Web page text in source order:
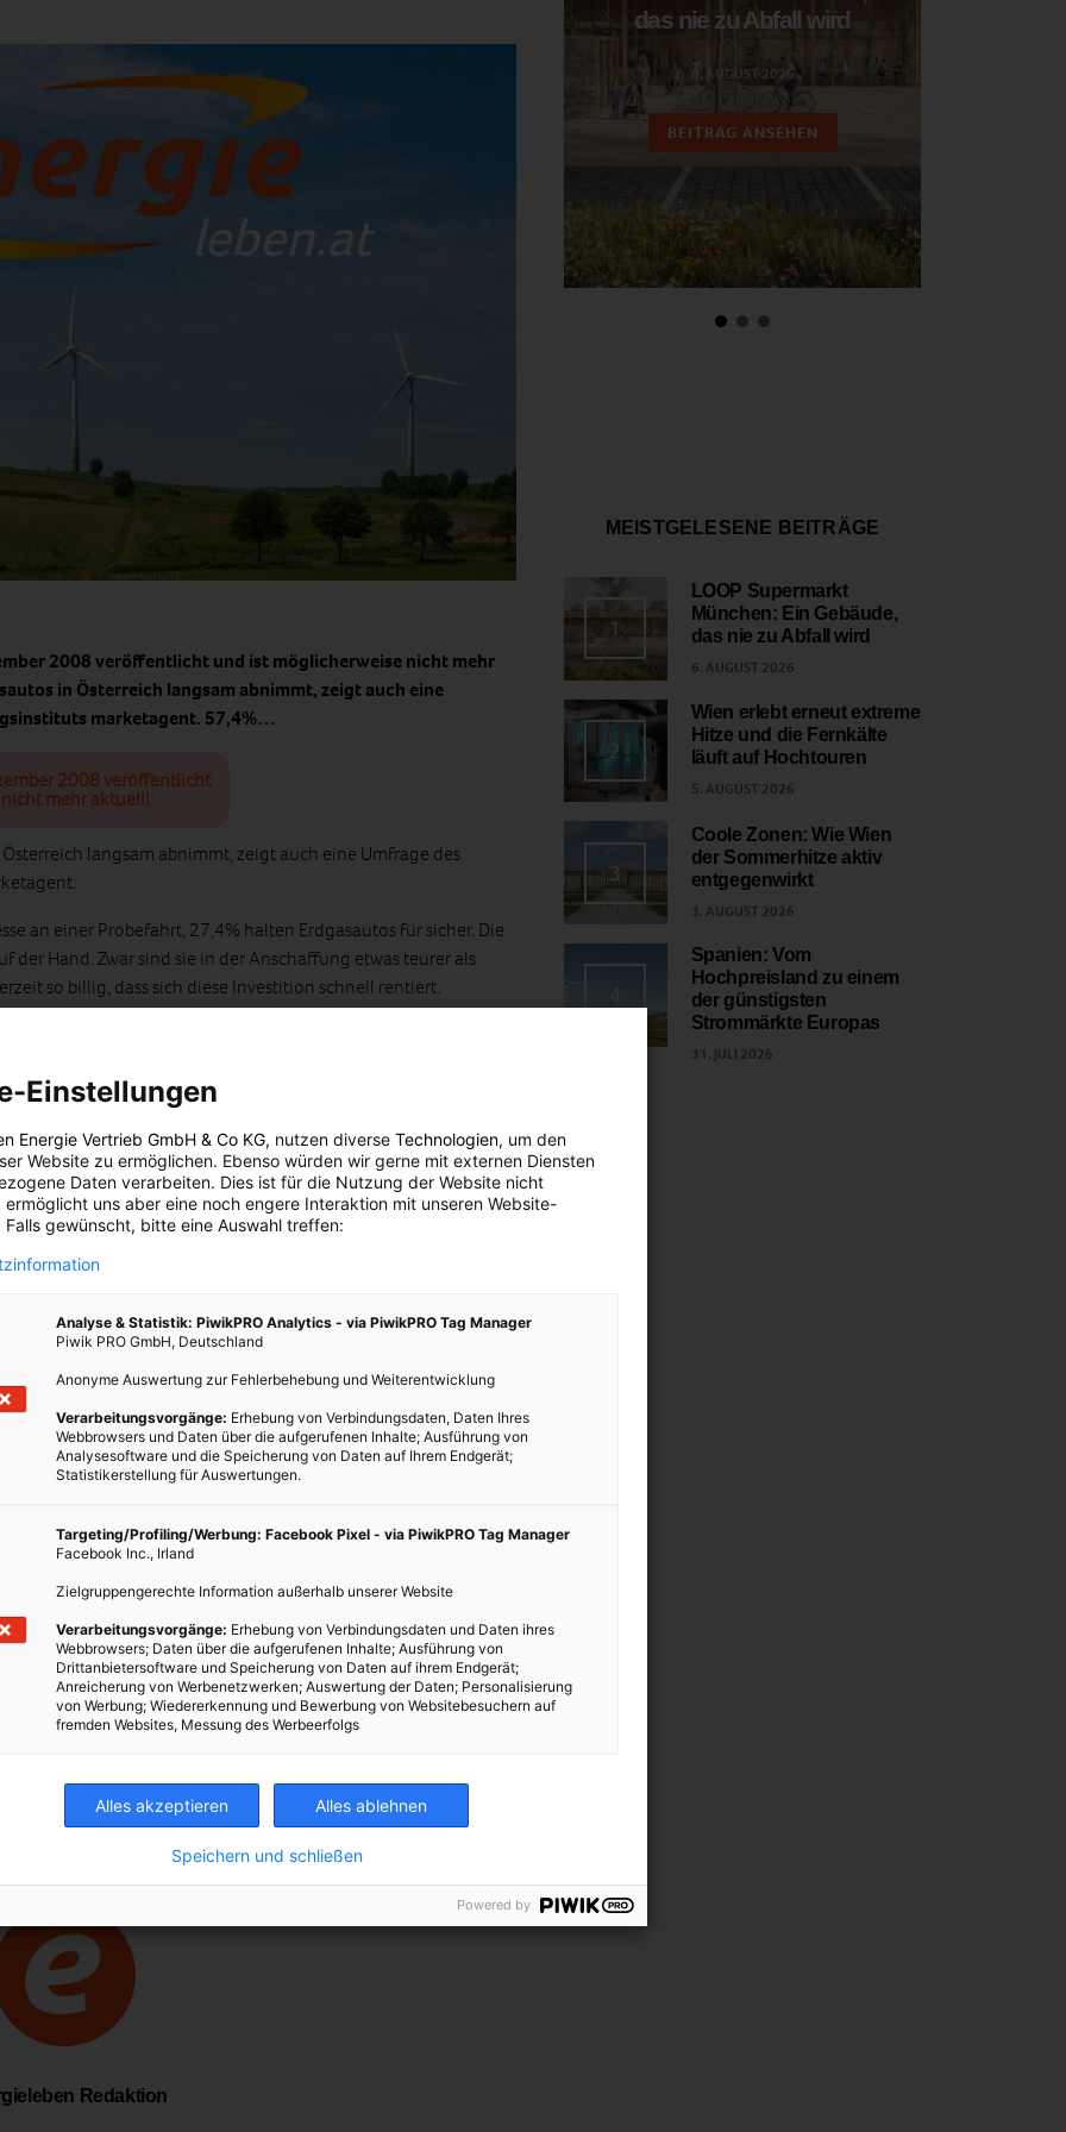
2008 veröffentlicht und ist möglicherweise nicht mehr
in Österreich langsam abnimmt, zeigt auch eine
marketagent. 57,4%…
2008 veröffentlicht
mehr aktuell!
langsam abnimmt, zeigt auch eine Umfrage des
an einer Probefahrt, 27,4% halten Erdgasautos für sicher. Die
der Hand. Zwar sind sie in der Anschaffung etwas teurer als
so billig, dass sich diese Investition schnell rentiert.
zum Beispiel von der Stadt Wien oder vom Umweltministerium.
Klimaschutz bei. Sie produzieren 20% weniger CO2, über 80%
keinen Feinstaub aus.
in Österreich zugelassen, so sind es heute bereits 2700.
000 sein. Weltweit sind sechs Millionen Erdgasautos
Offensive investiert Wien Energie gut neun Millionen Euro in
die Umstellung der Flotte auf Erdgasautos. Derzeit gibt es in
und zwei Betriebstankstellen. Bis 2010 soll an bis zu 24
zu fünf Betriebstankstellen Erdgas getankt werden können.
„Alles auf einen Blick“, 24h_Nr183.pdf, S.12
resshp/anwendg/1112757.html (zuletzt geöffnet am
16h36)
TWEET
ERDGASAUTO ERDGASTANKSTELLE
Redaktion
das nie zu Abfall wird
6. AUGUST 2026
BEITRAG ANSEHEN
MEISTGELESENE BEITRÄGE
1
LOOP Supermarkt
München: Ein Gebäude,
das nie zu Abfall wird
6. AUGUST 2026
2
Wien erlebt erneut extreme
Hitze und die Fernkälte
läuft auf Hochtouren
5. AUGUST 2026
3
Coole Zonen: Wie Wien
der Sommerhitze aktiv
entgegenwirkt
3. AUGUST 2026
4
Spanien: Vom
Hochpreisland zu einem
der günstigsten
Strommärkte Europas
31. JULI 2026
Einstellungen
Energie Vertrieb GmbH & Co KG, nutzen diverse Technologien, um den
Website zu ermöglichen. Ebenso würden wir gerne mit externen Diensten
Daten verarbeiten. Dies ist für die Nutzung der Website nicht
ermöglicht uns aber eine noch engere Interaktion mit unseren Website-
Falls gewünscht, bitte eine Auswahl treffen:
Analyse & Statistik: PiwikPRO Analytics - via PiwikPRO Tag Manager
Piwik PRO GmbH, Deutschland
Anonyme Auswertung zur Fehlerbehebung und Weiterentwicklung
Verarbeitungsvorgänge: Erhebung von Verbindungsdaten, Daten Ihres
Webbrowsers und Daten über die aufgerufenen Inhalte; Ausführung von
Analysesoftware und die Speicherung von Daten auf Ihrem Endgerät;
Statistikerstellung für Auswertungen.
Targeting/Profiling/Werbung: Facebook Pixel - via PiwikPRO Tag Manager
Facebook Inc., Irland
Zielgruppengerechte Information außerhalb unserer Website
Verarbeitungsvorgänge: Erhebung von Verbindungsdaten und Daten ihres
Webbrowsers; Daten über die aufgerufenen Inhalte; Ausführung von
Drittanbietersoftware und Speicherung von Daten auf ihrem Endgerät;
Anreicherung von Werbenetzwerken; Auswertung der Daten; Personalisierung
von Werbung; Wiedererkennung und Bewerbung von Websitebesuchern auf
fremden Websites, Messung des Werbeerfolgs
Alles akzeptieren Alles ablehnen
Speichern und schließen
Powered by